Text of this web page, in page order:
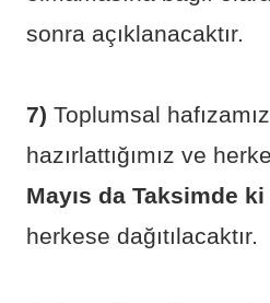
sonra açıklanacaktır.
7) Toplumsal
hazırlattığımız ve
Mayıs da Taksimde ki
herkese dağıtılacaktır.